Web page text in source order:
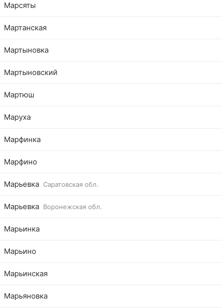
Марсяты
Мартанская
Мартыновка
Мартыновский
Мартюш
Маруха
Марфинка
Марфино
Марьевка Саратовская обл.
Марьевка Воронежская обл.
Марьинка
Марьино
Марьинская
Марьяновка